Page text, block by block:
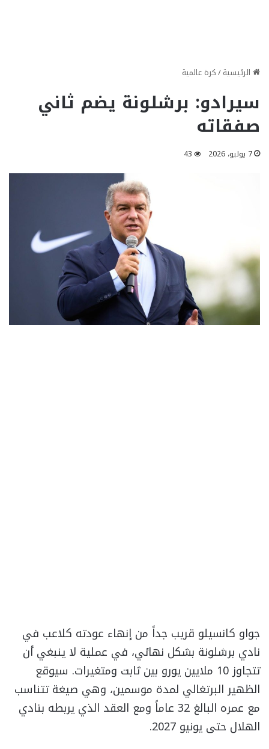
الرئيسية/كرة عالمية
سيرادو: برشلونة يضم ثاني
صفقاته
7 يوليو، 2026 43
جواو كانسيلو قريب جداً من إنهاء عودته كلاعب في
نادي برشلونة بشكل نهائي، في عملية لا ينبغي أن
تتجاوز 10 ملايين يورو بين ثابت ومتغيرات. سيوقع
الظهير البرتغالي لمدة موسمين، وهي صيغة تتناسب
مع عمره البالغ 32 عاماً ومع العقد الذي يربطه بنادي
الهلال حتى يونيو 2027.